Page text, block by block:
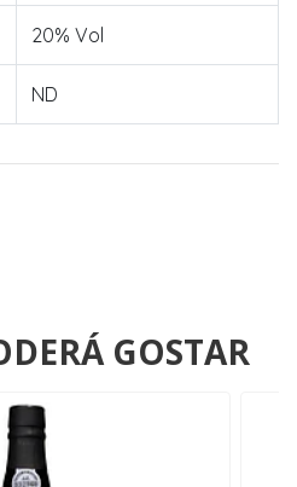
20% Vol
ND
GOSTAR